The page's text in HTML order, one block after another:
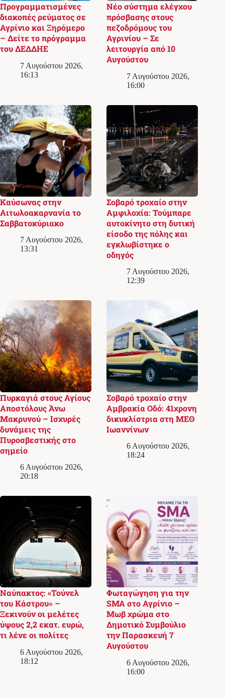
Προγραμματισμένες
διακοπές ρεύματος σε
Αγρίνιο και Ξηρόμερο
– Δείτε το πρόγραμμα
του ΔΕΔΔΗΕ
7 Αυγούστου 2026,
16:13
Νέο σύστημα ελέγχου
πρόσβασης στους
πεζοδρόμους του
Αγρινίου – Σε
λειτουργία από 10
Αυγούστου
7 Αυγούστου 2026,
16:00
Καύσωνας στην
Αιτωλοακαρνανία το
Σαββατοκύριακο
7 Αυγούστου 2026,
13:31
Σοβαρό τροχαίο στην
Αμφιλοχία: Τούμπαρε
αυτοκίνητο στη δυτική
είσοδο της πόλης και
εγκλωβίστηκε ο
οδηγός
7 Αυγούστου 2026,
12:39
Πυρκαγιά στους Αγίους
Αποστόλους Άνω
Μακρυνού – Ισχυρές
δυνάμεις της
Πυροσβεστικής στο
σημείο
6 Αυγούστου 2026,
20:18
Σοβαρό τροχαίο στην
Αμβρακία Οδό: 41χρονη
δικυκλίστρια στη ΜΕΘ
Ιωαννίνων
6 Αυγούστου 2026,
18:24
Ναύπακτος: «Τούνελ
του Κάστρου» –
Ξεκινούν οι μελέτες
ύψους 2,2 εκατ. ευρώ,
τι λένε οι πολίτες
6 Αυγούστου 2026,
18:12
Φωταγώγηση για την
SMA στο Αγρίνιο –
Μωβ χρώμα στο
Δημοτικό Συμβούλιο
την Παρασκευή 7
Αυγούστου
6 Αυγούστου 2026,
16:00